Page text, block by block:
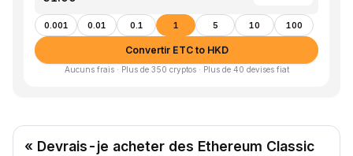
0.001 0.01 0.1 1 5 10 100
Convertir ETC to HKD
Aucuns frais · Plus de 350 cryptos · Plus de 40 devises fiat
« Devrais-je acheter des Ethereum Classic